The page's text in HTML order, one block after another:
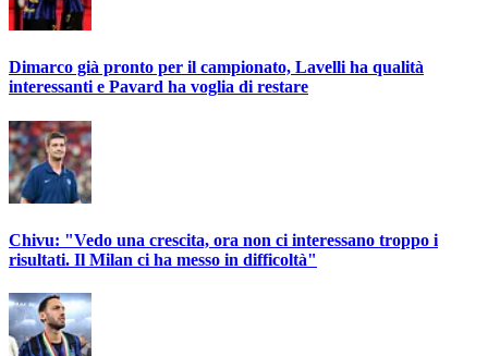
Dimarco già pronto per il campionato, Lavelli ha qualità
interessanti e Pavard ha voglia di restare
Chivu: "Vedo una crescita, ora non ci interessano troppo i
risultati. Il Milan ci ha messo in difficoltà"